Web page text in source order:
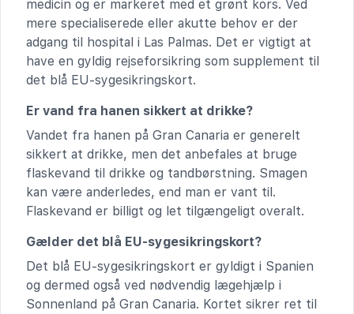
medicin og er markeret med et grønt kors. Ved
mere specialiserede eller akutte behov er der
adgang til hospital i Las Palmas. Det er vigtigt at
have en gyldig rejseforsikring som supplement til
det blå EU-sygesikringskort.
Er vand fra hanen sikkert at drikke?
Vandet fra hanen på Gran Canaria er generelt
sikkert at drikke, men det anbefales at bruge
flaskevand til drikke og tandbørstning. Smagen
kan være anderledes, end man er vant til.
Flaskevand er billigt og let tilgængeligt overalt.
Gælder det blå EU-sygesikringskort?
Det blå EU-sygesikringskort er gyldigt i Spanien
og dermed også ved nødvendig lægehjælp i
Sonnenland på Gran Canaria. Kortet sikrer ret til